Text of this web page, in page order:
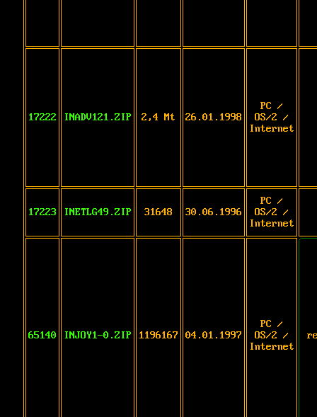
17222 INADV121.ZIP 2,4 Mt 26.01.1998
PC /
OS/2 /
Internet
17223 INETLG49.ZIP 31648 30.06.1996
PC /
OS/2 /
Internet
65140 INJOY1-0.ZIP 1196167 04.01.1997
PC /
OS/2 /
Internet